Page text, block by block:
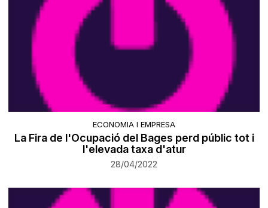
ECONOMIA I EMPRESA
La Fira de l'Ocupació del Bages perd públic tot i
l'elevada taxa d'atur
28/04/2022